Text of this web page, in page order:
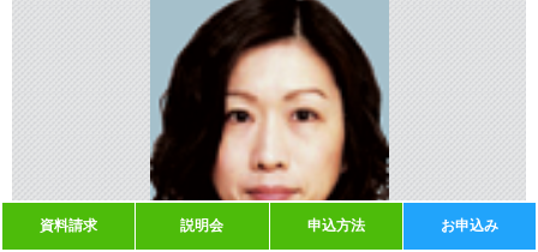
資料請求 説明会 申込方法 お申込み